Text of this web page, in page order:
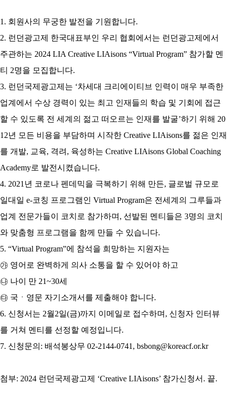
1. 회원사의 무궁한 발전을 기원합니다.
2. 런던광고제 한국대표부인 우리 협회에서는 런던광고제에서
주관하는 2024 LIA Creative LIAisons “Virtual Program” 참가할 멘
티 2명을 모집합니다.
3. 런던국제광고제는 ‘차세대 크리에이티브 인력이 매우 부족한
업계에서 수상 경력이 있는 최고 인재들의 학습 및 기회에 접근
할 수 있도록 전 세계의 젊고 떠오르는 인재를 발굴’하기 위해 20
12년 모든 비용을 부담하며 시작한 Creative LIAisons를 젊은 인재
를 개발, 교육, 격려 , 육성하는 Creative LIAisons Global Coaching
Academy로 발전시켰습니다.
4. 2021 년 코로나 펜데믹을 극복하기 위해 만든, 글로벌 규모로
일대일 e-코칭 프로그램인 Virtual Program은 전세계의 그루들과
업계 전문가들이 코치로 참가하며 , 선발된 멘티들은 3명의 코치
와 맞춤형 프로그램을 함께 만들 수 있습니다.
5. “Virtual Program”에 참석을 희망하는 지원자는
㉮ 영어로 완벽하게 의사 소통을 할 수 있어야 하고
㉯ 나이 만 21~30세
㉰ 국 ㆍ 영문 자기소개서를 제출해야 합니다.
6. 신청서는 2월2일(금)까지 이메일로 접수하며 , 신청자 인터뷰
를 거쳐 멘티를 선정할 예정입니다.
7. 신청문의 : 배석봉상무 02-2144-0741, bsbong@koreacf.or.kr
첨부: 2024 런던국제광고제 ‘Creative LIAisons’ 참가신청서 . 끝.